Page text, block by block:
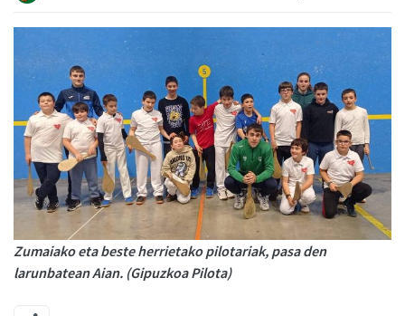
Zumaiako eta beste herrietako pilotariak, pasa den
larunbatean Aian. (Gipuzkoa Pilota)